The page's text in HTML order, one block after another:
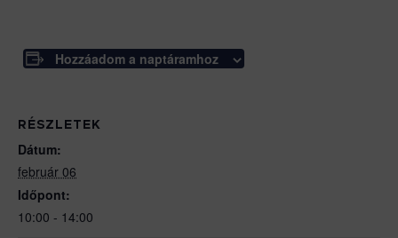
Hozzáadom a naptáramhoz
RÉSZLETEK
Dátum:
február 06
Időpont:
10:00 - 14:00